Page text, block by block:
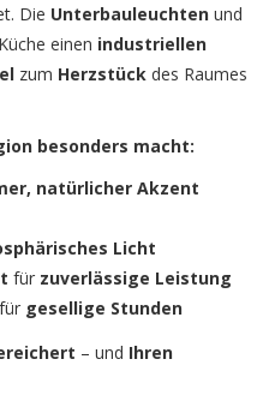
Die Unterbauleuchten und
einen industriellen
zum Herzstück des Raumes
besonders macht:
natürlicher Akzent
Licht
für zuverlässige Leistung
für gesellige Stunden
– und Ihren